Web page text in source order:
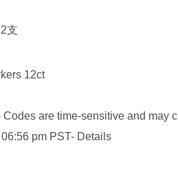
支
12ct
are time-sensitive and may
pm PST- Details